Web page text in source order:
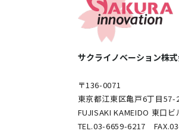
サクライノベーション株
〒136-0071
東京都江東区亀戸6丁目57-
FUJISAKI KAMEIDO 東口ビ
TEL.03-6659-6217